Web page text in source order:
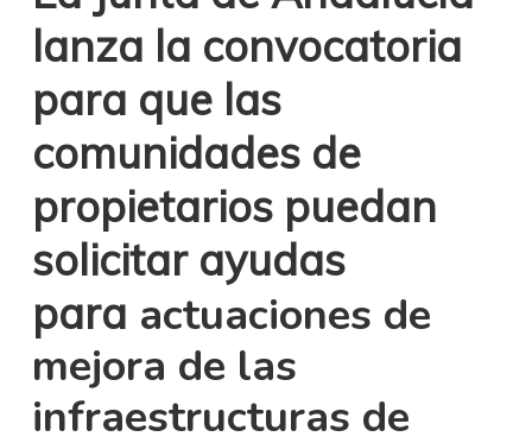
lanza la convocatoria
para que las
comunidades de
propietarios puedan
solicitar ayudas
para actuaciones de
mejora de las
infraestructuras de